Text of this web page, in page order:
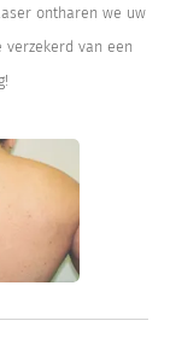
ontharen we uw
van een